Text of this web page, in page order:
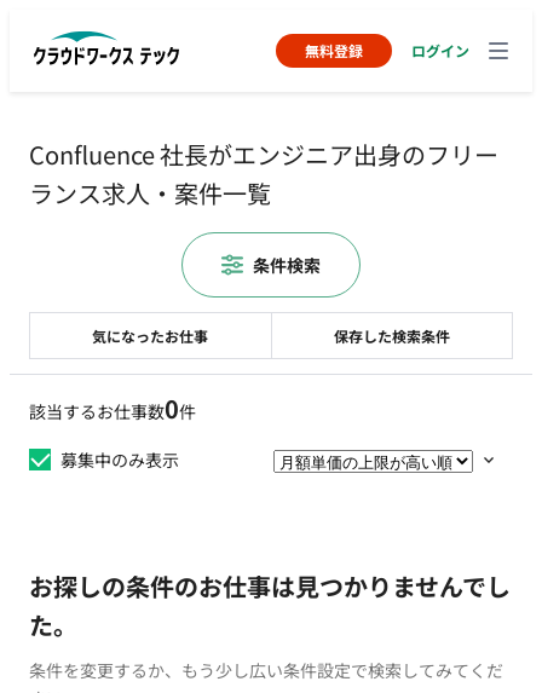
無料登録 ログイン
Confluence 社長がエンジニア出身のフリー
ランス求人・案件一覧
該当するお仕事数0件
募集中のみ表示
お探しの条件のお仕事は見つかりませんでし
た。
条件を変更するか、もう少し広い条件設定で検索してみてくだ
気になったお仕事 保存した検索条件
条件検索